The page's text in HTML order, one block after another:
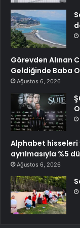
Görevden Alınan
Geldiğinde Baba
Ağustos 6, 2026
Alphabet hisseleri
ayrılmasıyla %5
Ağustos 6, 2026